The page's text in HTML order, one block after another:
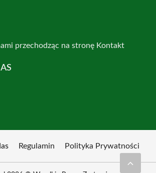
przechodząc na stronę Kontakt
Regulamin Polityka Prywatności